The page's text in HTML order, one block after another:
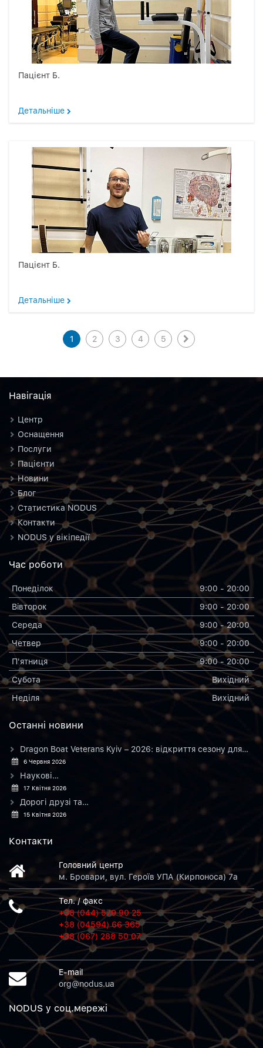
Пацієнт Б.
Детальніше
Пацієнт Б.
Детальніше
1 2 3 4 5
Навiгацiя
Центр
Оснащення
Послуги
Пацієнти
Новини
Блог
Статистика NODUS
Контакти
NODUS у вікіпедії
Час роботи
Понеділок
9:00 - 20:00
Вiвторок
9:00 - 20:00
Середа
9:00 - 20:00
Четвер
9:00 - 20:00
П'ятниця
9:00 - 20:00
Субота
Вихiдний
Неділя
Вихiдний
Останнi новини
Dragon Boat Veterans Kyiv – 2026: відкриття сезону для…
6 Червня 2026
Наукові…
17 Квітня 2026
Дорогі друзі та…
15 Квітня 2026
Контакти
Головний центр
м. Бровари, вул. Героїв УПА (Кирпоноса) 7а
Тел. / факс
+38 (044) 579 90 25
+38 (04594) 66 365
+38 (067) 288 50 07
E-mail
org@nodus.ua
NODUS у соц.мережi